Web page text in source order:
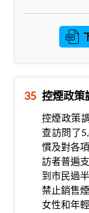
35 控煙政策
控煙政策
查訪問了
慣及對各
訪者普遍
到市民過
禁止銷售
女性和年